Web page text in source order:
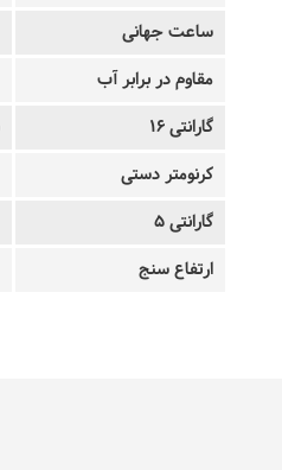
ساعت جهانی
مقاوم در برابر آب
گارانتی 16
کرنومتر دستی
گارانتی 5
ارتفاع سنج